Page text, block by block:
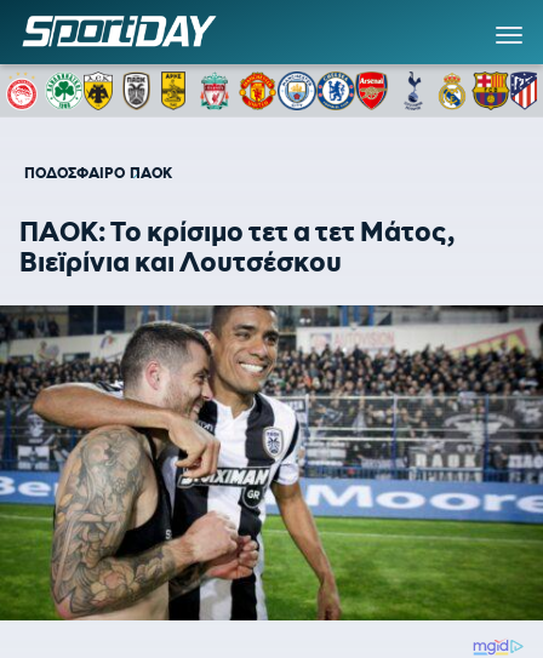
ΠΟΔΟΣΦΑΙΡΟ ΠΑΟΚ
ΠΑΟΚ: Το κρίσιμο τετ α τετ Μάτος,
Βιεϊρίνια και Λουτσέσκου